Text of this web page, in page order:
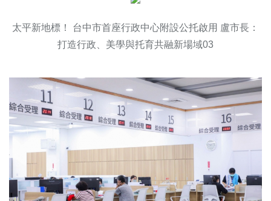
太平新地標！ 台中市首座行政中心附設公托啟用 盧市長：
打造行政、美學與托育共融新場域03